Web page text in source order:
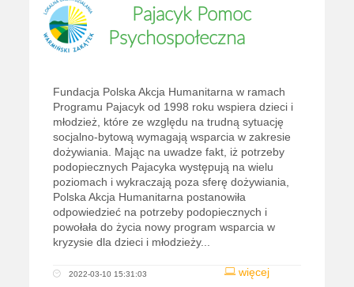
Pajacyk Pomoc
Psychospołeczna
Fundacja Polska Akcja Humanitarna w ramach
Programu Pajacyk od 1998 roku wspiera dzieci i
młodzież, które ze względu na trudną sytuację
socjalno-bytową wymagają wsparcia w zakresie
dożywiania. Mając na uwadze fakt, iż potrzeby
podopiecznych Pajacyka występują na wielu
poziomach i wykraczają poza sferę dożywiania,
Polska Akcja Humanitarna postanowiła
odpowiedzieć na potrzeby podopiecznych i
powołała do życia nowy program wsparcia w
kryzysie dla dzieci i młodzieży...
więcej
2022-03-10 15:31:03